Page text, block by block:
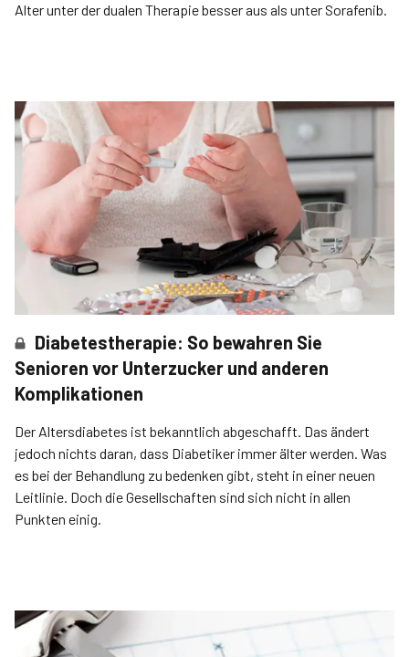
Alter unter der dualen Therapie­ besser aus als unter Sorafenib.
Diabetestherapie: So bewahren Sie
Senioren vor Unterzucker und anderen
Komplikationen
Der Altersdiabetes ist bekanntlich abgeschafft. Das ändert
jedoch nichts daran, dass Diabetiker immer älter werden. Was
es bei der Behandlung zu bedenken gibt, steht in einer neuen
Leitlinie. Doch die Gesellschaften sind sich nicht in allen
Punkten einig.